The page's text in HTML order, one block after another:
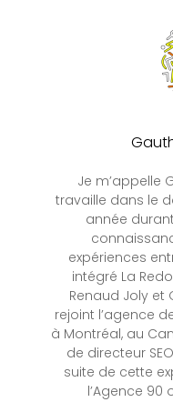
Je m’appelle
travaille dans le
année
expériences
intégré La
Renaud Joly et
rejoint l’agence
à Montréal, au
de directeur
suite de cette
l’Agence 90